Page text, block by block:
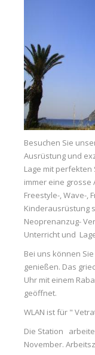
Besuchen Sie
Ausrüstung und
Lage mit
immer eine grosse
Freestyle-, Wave-,
Kinderausrüstung
Neoprenanzug-
Unterricht und
Bei uns können
genießen. Das
Uhr mit einem
geöffnet.
WLAN ist für "
Die Station
November.